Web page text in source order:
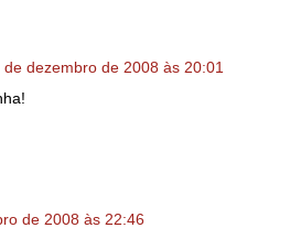
de dezembro de 2008 às 20:01
de 2008 às 22:46